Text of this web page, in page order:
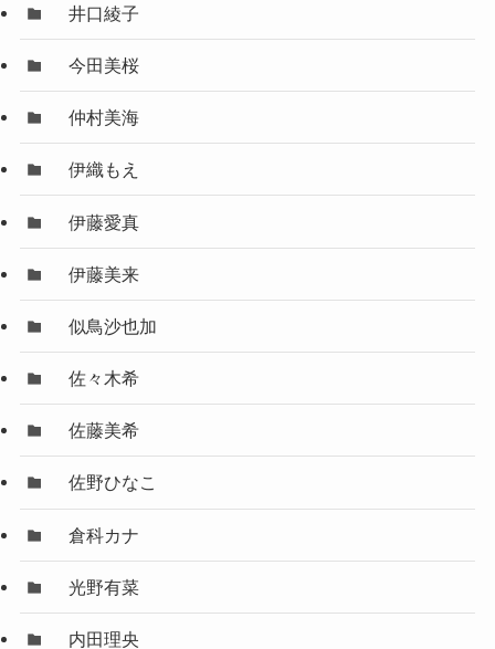
井口綾子
今田美桜
仲村美海
伊織もえ
伊藤愛真
伊藤美来
似鳥沙也加
佐々木希
佐藤美希
佐野ひなこ
倉科カナ
光野有菜
内田理央